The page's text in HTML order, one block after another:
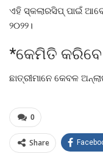
ଏହି ସ୍କଲାରସିପ୍‌ ପାଇଁ
୨୦୨୨।
*କେମିତି
ଛାତ୍ରୀମାନେ କେବଳ
0
Share